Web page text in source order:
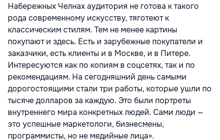
Набережных Челнах аудитория не готова к такого
рода современному искусству, тяготеют к
классическим стилям. Тем не менее картины
покупают и здесь. Есть и зарубежные покупатели и
заказчики, есть клиенты и в Москве, и в Питере.
Интересуются как по копиям в соцсетях, так и по
рекомендациям. На сегодняшний день самыми
дорогостоящими стали три работы, которые ушли по
тысяче долларов за каждую. Это были портреты
внутреннего мира конкретных людей. Сами люди —
это успешные маркетологи, бизнесмены,
программисты, но не медийные лица».